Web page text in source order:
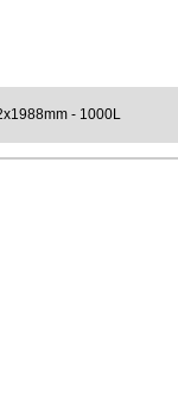
- 1000L